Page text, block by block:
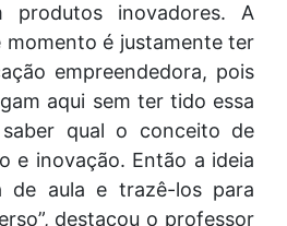
produtos inovadores. A
momento é justamente ter
empreendedora, pois
aqui sem ter tido essa
saber qual o conceito de
e inovação. Então a ideia
de aula e trazê-los para
destacou o professor